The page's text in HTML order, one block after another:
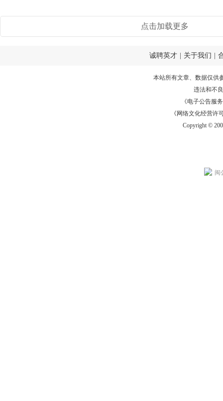
点击加载更多
诚聘英才 关于我们
本站所有文章、数据仅供
违法和不
《电子公告服务
《网络文化经营许
Copyright ©
闽